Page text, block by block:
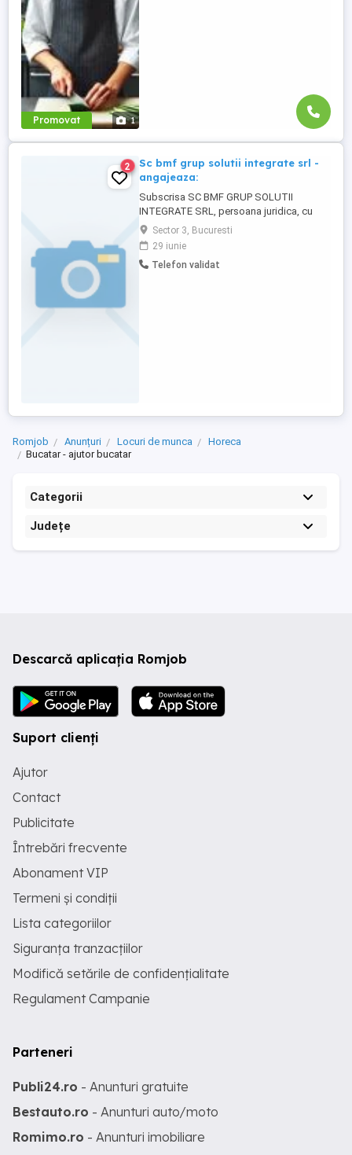
Promovat 1
2
Sc bmf grup solutii integrate srl -
angajeaza:
Subscrisa SC BMF GRUP SOLUTII
INTEGRATE SRL, persoana juridica, cu
sediul în Cal VITAN 289 Et:1 CAMERA 13
Bucureşti sect 3, angajeaza: - muncitor
necalificat la demolarea clădirilor,
căptușeli zidărie, plăci mozaic, faianță,
Sector 3, Bucuresti
29 iunie
Telefon validat
Romjob Anunțuri Locuri de munca
Horeca
Bucatar - ajutor bucatar
Categorii
Județe
Descarcă aplicația Romjob
Suport clienți
Ajutor
Contact
Publicitate
Întrebări frecvente
Abonament VIP
Termeni și condiții
Lista categoriilor
Siguranța tranzacțiilor
Modifică setările de confidențialitate
Regulament Campanie
Parteneri
Publi24.ro - Anunturi gratuite
Bestauto.ro - Anunturi auto/moto
Romimo.ro - Anunturi imobiliare